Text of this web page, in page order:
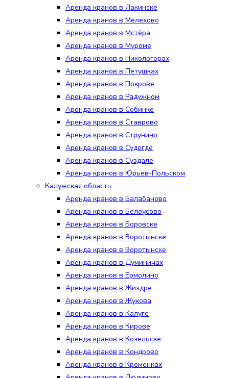
Аренда кранов в Лакинске
Аренда кранов в Мелехово
Аренда кранов в Мстёра
Аренда кранов в Муроме
Аренда кранов в Никологорах
Аренда кранов в Петушках
Аренда кранов в Покрове
Аренда кранов в Радужном
Аренда кранов в Собинке
Аренда кранов в Ставрово
Аренда кранов в Струнино
Аренда кранов в Судогде
Аренда кранов в Суздале
Аренда кранов в Юрьев-Польском
Калужская область
Аренда кранов в Балабаново
Аренда кранов в Белоусово
Аренда кранов в Боровске
Аренда кранов в Воротынске
Аренда кранов в Воротынске
Аренда кранов в Думиничах
Аренда кранов в Ермолино
Аренда кранов в Жиздре
Аренда кранов в Жукова
Аренда кранов в Калуге
Аренда кранов в Кирове
Аренда кранов в Козельске
Аренда кранов в Кондрово
Аренда кранов в Кременках